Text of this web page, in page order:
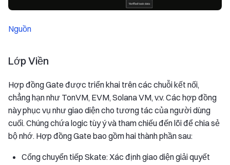
Nguồn
Lớp Viền
Hợp đồng Gate được triển khai trên các chuỗi kết nối,
chẳng hạn như TonVM, EVM, Solana VM, v.v. Các hợp đồng
này phục vụ như giao diện cho tương tác của người dùng
cuối. Chúng chứa logic tùy ý và tham chiếu đến lõi để chia sẻ
bộ nhớ. Hợp đồng Gate bao gồm hai thành phần sau:
Cổng chuyển tiếp Skate: Xác định giao diện giải quyết